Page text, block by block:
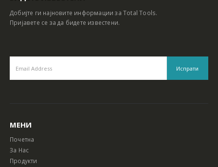
Добијте ги најновите информации за Total Tools.
Пријавете се за да бидете известени.
МЕНИ
Почетна
За Нас
Продукти